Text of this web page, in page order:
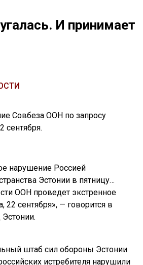
И принимает
Совбеза ООН по запросу
сентября.
нарушение Россией
Эстонии в пятницу…
ООН проведет экстренное
22 сентября», — говорится в
штаб сил обороны Эстонии
истребителя нарушили